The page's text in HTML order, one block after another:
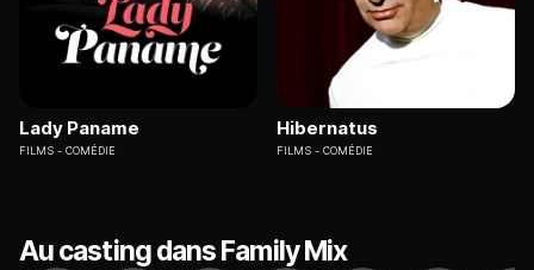
Lady Paname
FILMS COMÉDIE
Hibernatus
FILMS COMÉDIE
Au casting dans Family Mix